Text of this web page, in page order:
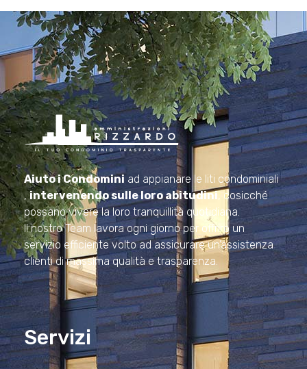
Amministrazioni Rizzardo
Il tuo condominio trasparente
Aiuto i Condominiad appianare le liti condominiali
,intervenendo sulle loro abitudini, cosicché
possano vivere la loro tranquillità quotidiana.
Il nostro Team lavora ogni giorno per offrire un
servizio efficiente volto ad assicurare un’assistenza
clienti di massima qualità e trasparenza.
Servizi